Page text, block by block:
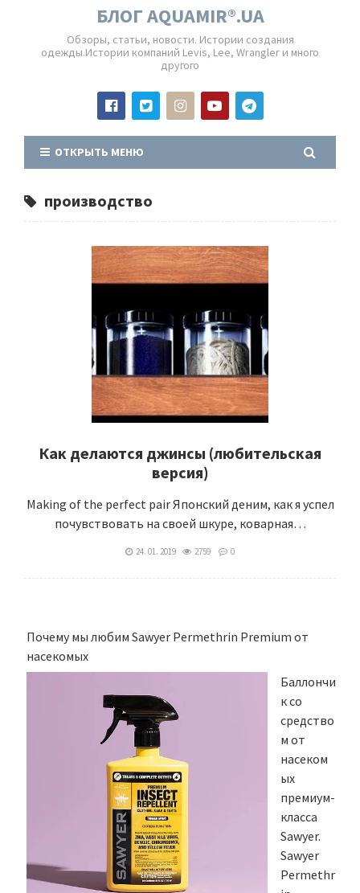
БЛОГ AQUAMIR®.UA
Обзоры, статьи, новости. Истории создания
одежды.Истории компаний Levis, Lee, Wrangler и много
другого
ОТКРЫТЬ МЕНЮ
производство
Как делаются джинсы (любительская
версия)
Making of the perfect pair Японский деним, как я успел
почувствовать на своей шкуре, коварная…
24. 01. 2019 2759 0
Почему мы любим Sawyer Permethrin Premium от
насекомых
Баллончи
к со
средство
м от
насеком
ых
премиум-
класса
Sawyer.
Sawyer
Permethr